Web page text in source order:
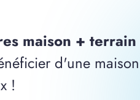
maison + terrain
d'une
!